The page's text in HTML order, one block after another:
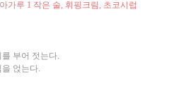
가루 1 작은 술, 휘핑크림, 초코시럽
부어 젓는다.
얹는다.